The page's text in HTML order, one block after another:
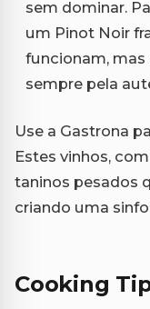
sem dominar.
um Pinot Noir
funcionam, mas
sempre pela
Use a Gastrona
Estes vinhos,
taninos pesados
criando uma
Cooking